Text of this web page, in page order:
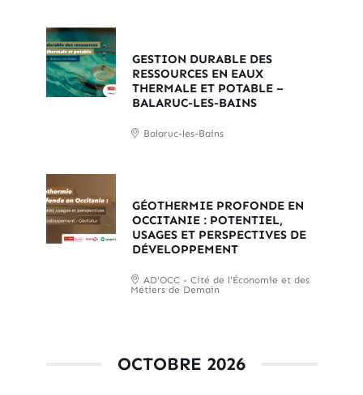
GESTION DURABLE DES
RESSOURCES EN EAUX
THERMALE ET POTABLE –
BALARUC-LES-BAINS
Balaruc-les-Bains
GÉOTHERMIE PROFONDE EN
OCCITANIE : POTENTIEL,
USAGES ET PERSPECTIVES DE
DÉVELOPPEMENT
AD'OCC - Cité de l'Économie et des
Métiers de Demain
OCTOBRE 2026